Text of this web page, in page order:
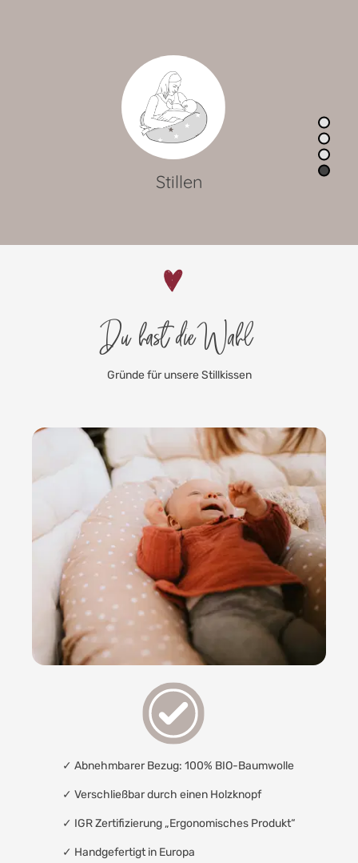
Lagerungskissen
Du hast die Wahl
Gründe für unsere Stillkissen
✓ Abnehmbarer Bezug: 100% BIO-Baumwolle
✓ Verschließbar durch einen Holzknopf
✓ IGR Zertifizierung „Ergonomisches Produkt“
✓ Handgefertigt in Europa